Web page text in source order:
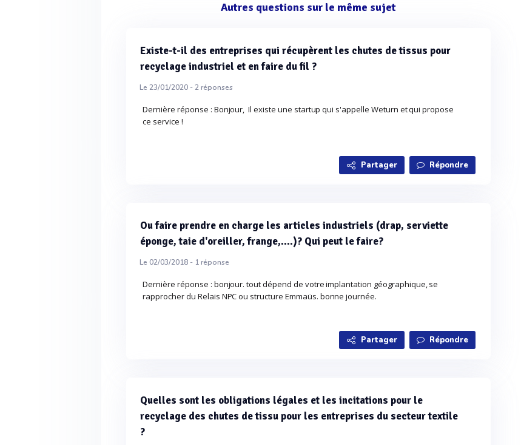
Autres questions sur le même sujet
Existe-t-il des entreprises qui récupèrent les chutes de tissus pour
recyclage industriel et en faire du fil ?
Le 23/01/2020 -2réponses
Dernière réponse : Bonjour, Il existe une startup qui s'appelle Weturn et qui propose
ce service !
Partager Répondre
Ou faire prendre en charge les articles industriels (drap, serviette
éponge, taie d'oreiller, frange,....)? Qui peut le faire?
Le 02/03/2018 - 1réponse
Dernière réponse : bonjour. tout dépend de votre implantation géographique, se
rapprocher du Relais NPC ou structure Emmaüs. bonne journée.
Partager Répondre
Quelles sont les obligations légales et les incitations pour le
recyclage des chutes de tissu pour les entreprises du secteur textile
?